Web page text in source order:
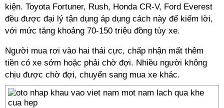
kiện. Toyota Fortuner, Rush, Honda CR-V, Ford Everest
đều được đại lý tận dụng áp dụng cách này để kiếm lời,
với mức tăng khoảng 70-150 triệu đồng tùy xe.
Người mua rơi vào hai thái cực, chấp nhận mất thêm
tiền có xe sớm hoặc phải chờ đợi. Nhiều người không
chịu được chờ đợi, chuyển sang mua xe khác.